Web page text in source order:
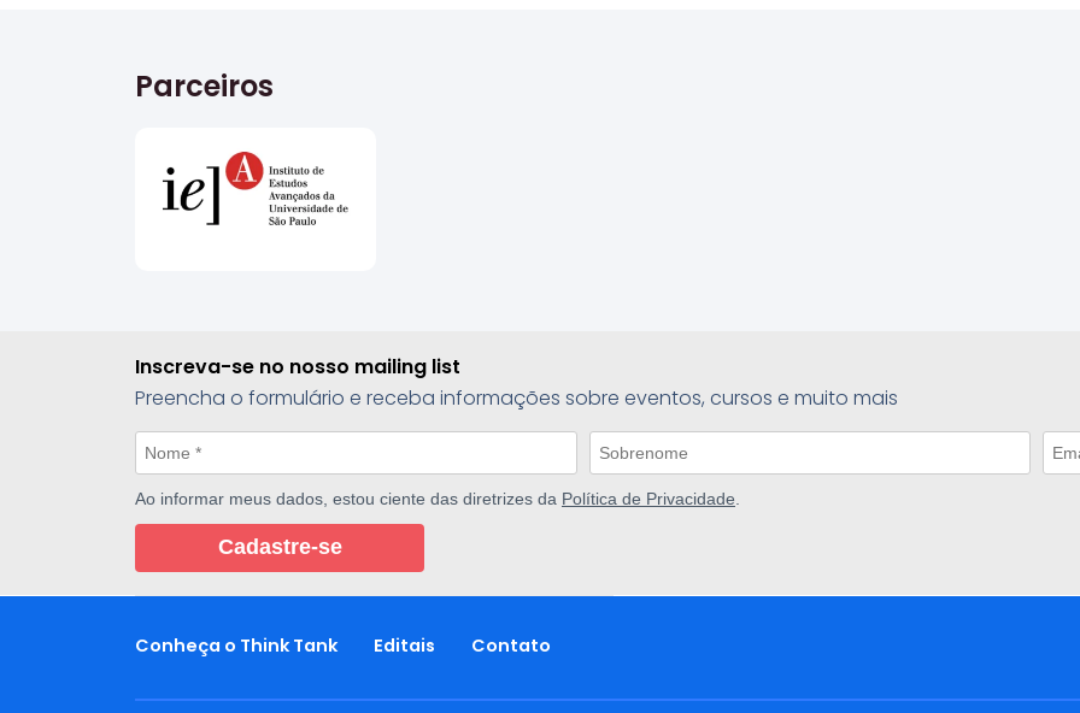
Parceiros
Inscreva-se no nosso mailing list
Preencha o formulário e receba informações sobre eventos, cursos e muito mais
Ao informar meus dados, estou ciente das diretrizes da Política de Privacidade
Cadastre-se
Conheça o Think Tank Editais Contato